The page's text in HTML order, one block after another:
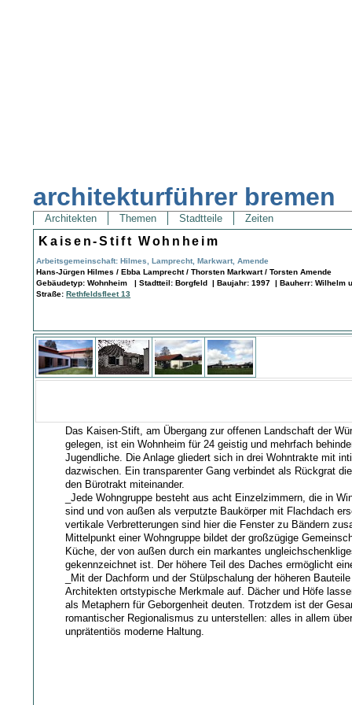
architekturführer bremen
Architekten Themen Stadtteile Zeiten
Kaisen-Stift Wohnheim
Arbeitsgemeinschaft: Hilmes, Lamprecht, Markwart, Amende
Hans-Jürgen Hilmes / Ebba Lamprecht / Thorsten Markwart / Torsten Amende
Gebäudetyp: Wohnheim | Stadtteil: Borgfeld | Baujahr: 1997 | Bauherr: Wilhelm
Straße:Rethfeldsfleet 13
Das Kaisen-Stift, am Übergang zur offenen Landschaft der
gelegen, ist ein Wohnheim für 24 geistig und mehrfach
Jugendliche. Die Anlage gliedert sich in drei Wohntrakte mit
dazwischen. Ein transparenter Gang verbindet als Rückgrat
den Bürotrakt miteinander.
_Jede Wohngruppe besteht aus acht Einzelzimmern, die in
sind und von außen als verputzte Baukörper mit Flachdach
vertikale Verbretterungen sind hier die Fenster zu Bändern
Mittelpunkt einer Wohngruppe bildet der großzügige
Küche, der von außen durch ein markantes
gekennzeichnet ist. Der höhere Teil des Daches ermöglicht
_Mit der Dachform und der Stülpschalung der höheren
Architekten ortstypische Merkmale auf. Dächer und Höfe
als Metaphern für Geborgenheit deuten. Trotzdem ist der
romantischer Regionalismus zu unterstellen: alles in allem
unprätentiös moderne Haltung.